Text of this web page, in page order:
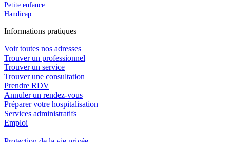
Petite enfance
Handicap
Informations pratiques
Voir toutes nos adresses
Trouver un professionnel
Trouver un service
Trouver une consultation
Prendre RDV
Annuler un rendez-vous
Préparer votre hospitalisation
Services administratifs
Emploi​